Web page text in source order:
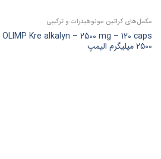
مکمل‌های کراتین مونوهیدرات و ترکیبی
2500 میلیگرم الیمپ